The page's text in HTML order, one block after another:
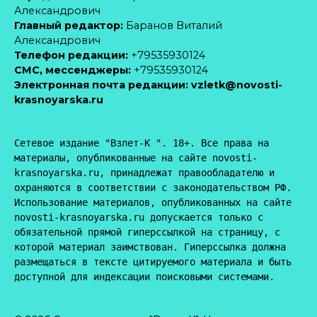
Александрович
Главный редактор: Баранов Виталий
Александрович
Телефон редакции: +79535930124
CМС, мессенджеры: +79535930124
Электронная почта редакции: vzletk@novosti-
krasnoyarska.ru
Сетевое издание "Взлет-К ". 18+. Все права на
материалы, опубликованные на сайте novosti-
krasnoyarska.ru, принадлежат правообладателю и
охраняются в соответствии с законодательством РФ.
Использование материалов, опубликованных на сайте
novosti-krasnoyarska.ru допускается только с
обязательной прямой гиперссылкой на страницу, с
которой материал заимствован. Гиперссылка должна
размещаться в тексте цитируемого материала и быть
доступной для индексации поисковыми системами.